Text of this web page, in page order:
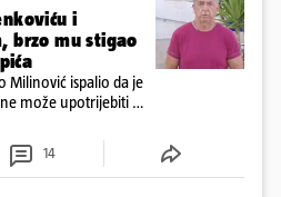
i
brzo mu stigao
Milinović ispalio da je
može upotrijebiti za
14